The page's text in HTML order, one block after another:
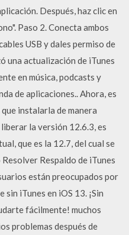
Después, haz clic en
Paso 2. Conecta ambos
USB y dales permiso de
una actualización de iTunes
en música, podcasts y
de aplicaciones.. Ahora, es
instalarla de manera
la versión 12.6.3, es
que es la 12.7, del cual se
Respaldo de iTunes
están preocupados por
iTunes en iOS 13. ¡Sin
fácilmente! muchos
problemas después de